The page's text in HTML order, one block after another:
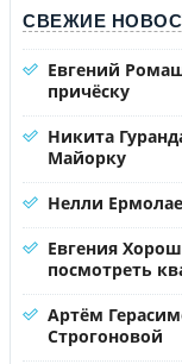
СВЕЖИЕ
Евгений
причёску
Никита
Майорку
Нелли
Евгения
посмотреть
Артём
Строгоновой